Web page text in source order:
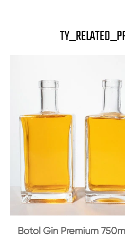
Botol Gin Premium